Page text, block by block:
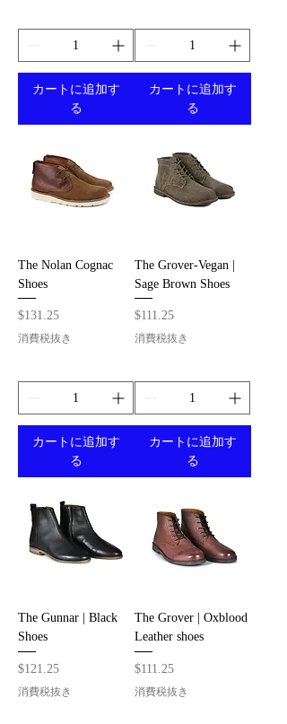
カートに追加す
る
カートに追加す
る
The Nolan Cognac
Shoes
価格
$131.25
消費税抜き
カートに追加す
る
The Grover-Vegan |
Sage Brown Shoes
価格
$111.25
消費税抜き
カートに追加す
る
The Gunnar | Black
Shoes
価格
$121.25
消費税抜き
The Grover | Oxblood
Leather shoes
価格
$111.25
消費税抜き